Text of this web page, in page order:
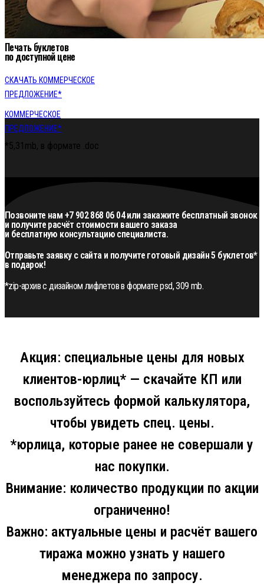
Печать буклетов
по доступной цене
СКАЧАТЬ КОММЕРЧЕСКОЕ
ПРЕДЛОЖЕНИЕ*
КОММЕРЧЕСКОЕ
ПРЕДЛОЖЕНИЕ*
*5,31mb, в формате .doc
Позвоните нам +7 902 868 06 04 или закажите бесплатный звонок
и получите расчёт стоимости вашего заказа
и бесплатную консультацию специалиста.
Отправьте заявку с сайта и получите готовый дизайн 5 буклетов*
в подарок!
*zip-архив с дизайном лифлетов в формате psd, 309 mb.
Акция: специальные цены для новых
клиентов-юрлиц* — скачайте КП или
воспользуйтесь формой калькулятора,
чтобы увидеть спец. цены.
*юрлица, которые ранее не совершали у
нас покупки.
Внимание: количество продукции по акции
ограниченно!
Важно: актуальные цены и расчёт вашего
тиража можно узнать у нашего
менеджера по запросу.